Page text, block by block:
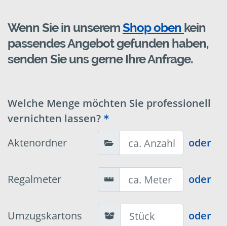
Wenn Sie in unseremShop oben kein
passendes Angebot gefunden haben,
senden Sie uns gerne Ihre Anfrage.
Welche Menge möchten Sie professionell
vernichten lassen?
Aktenordner
oder
Regalmeter oder
Umzugskartons oder